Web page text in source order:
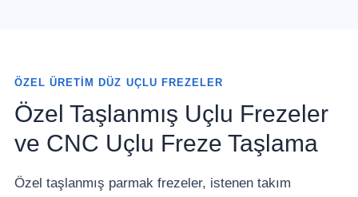
ÖZEL ÜRETIM DÜZ UÇLU FREZELER
Özel Taşlanmış Uçlu Frezeler
ve CNC Uçlu Freze Taşlama
Özel taşlanmış parmak frezeler, istenen takım